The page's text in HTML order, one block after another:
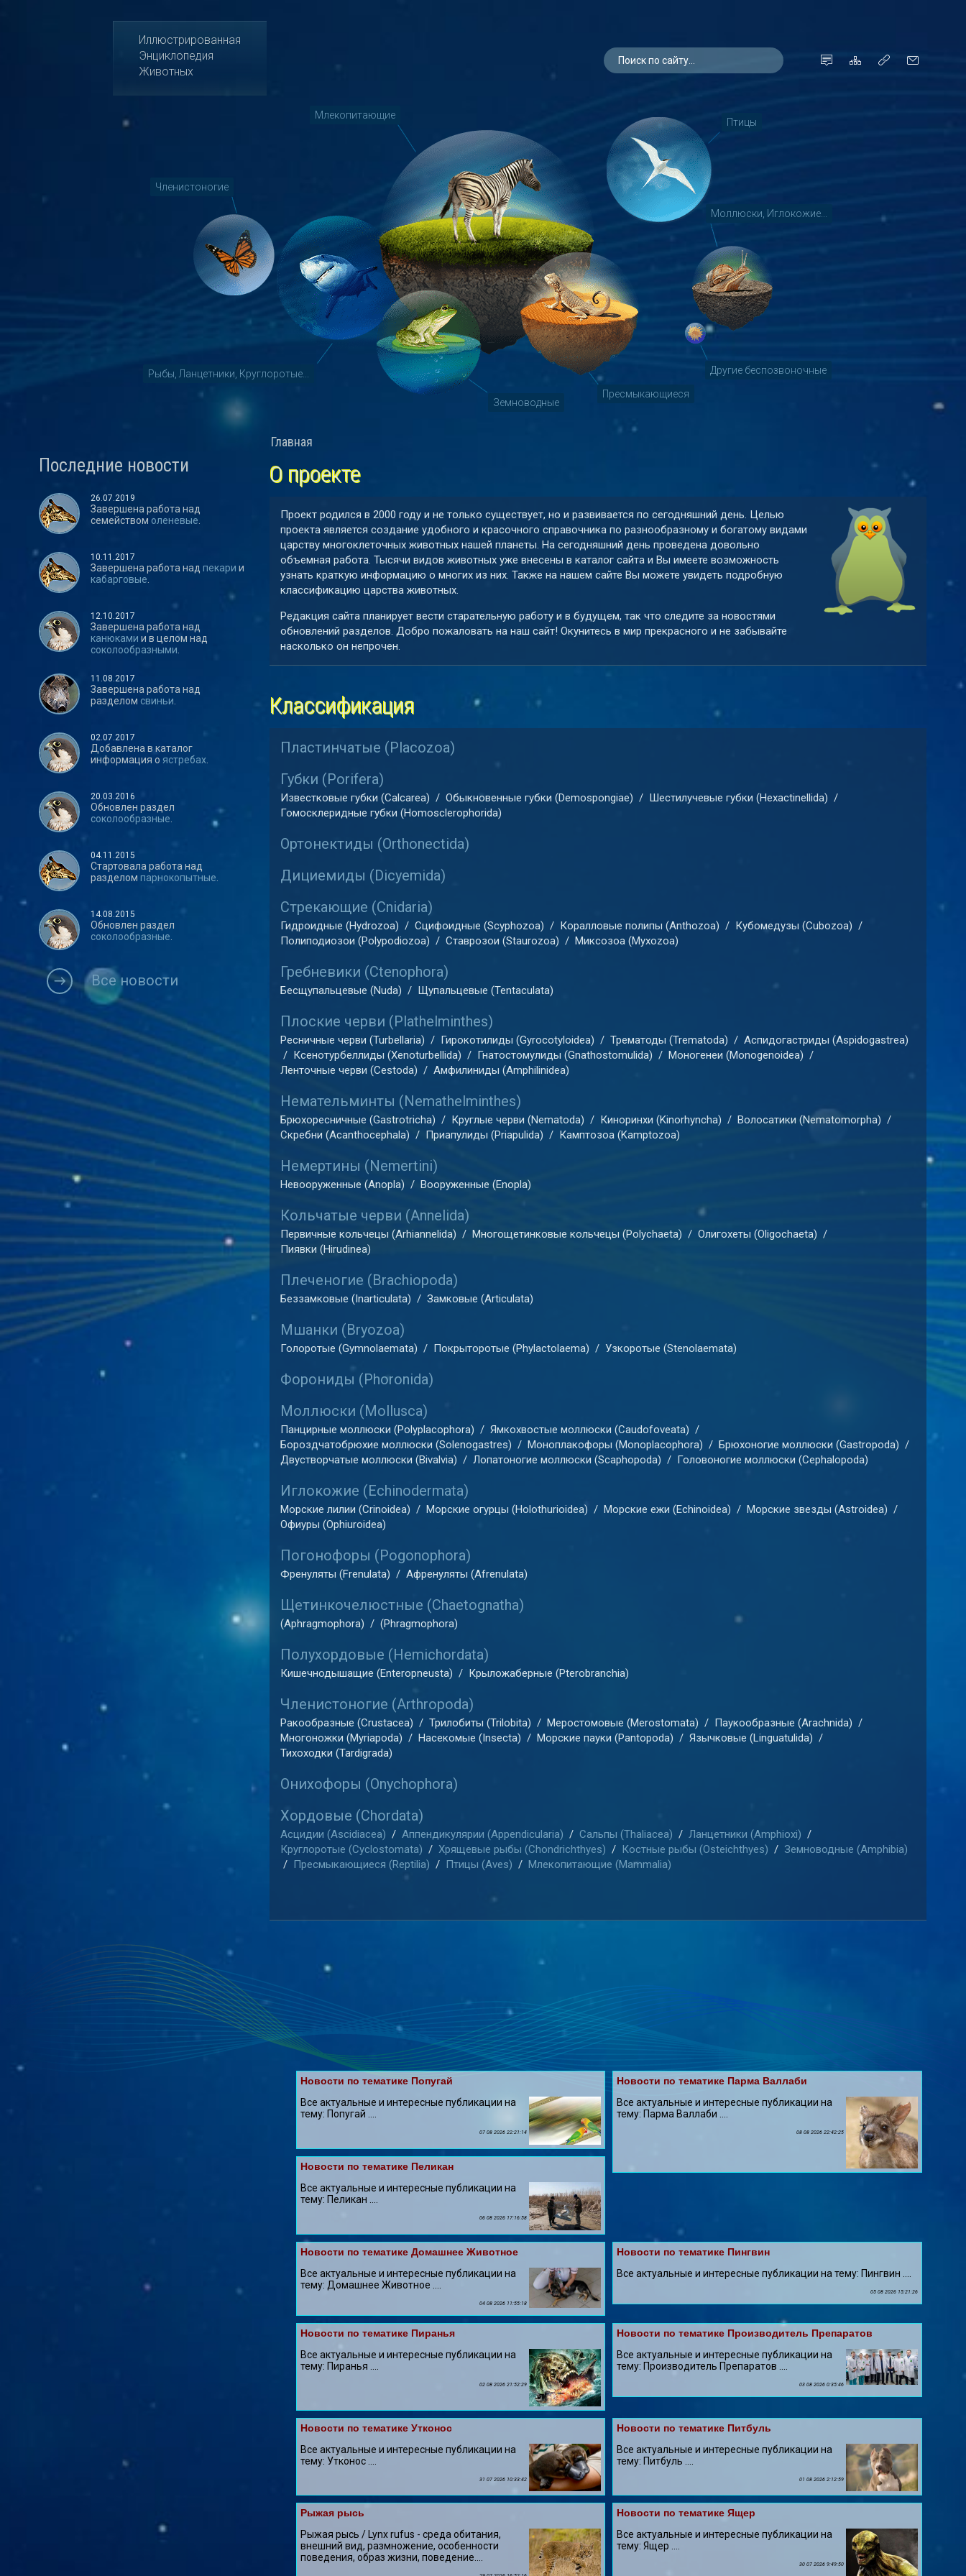
Иллюстрированная
Энциклопедия
Животных
Млекопитающие
Птицы
Земноводные
Пресмыкающиеся
Рыбы, Ланцетники, Круглоротые...
Членистоногие
Другие беспозвоночные
Моллюски, Иглокожие...
Последние новости
26.07.2019
Завершена работа над
семейством оленевые
10.11.2017
Завершена работа над пекари и
кабарговые
12.10.2017
Завершена работа над
канюками и в целом над
соколообразными
11.08.2017
Завершена работа над
разделом свиньи
02.07.2017
Добавлена в каталог
информация о ястребах.
20.03.2016
Обновлен раздел
соколообразные
04.11.2015
Стартовала работа над
разделом парнокопытные
14.08.2015
Обновлен раздел
соколообразные
Все новости
Главная
О проекте
Проект родился в 2000 году и не только существует, но и развивается по сегодняшний день. Целью
проекта является создание удобного и красочного справочника по разнообразному и богатому видами
царству многоклеточных животных нашей планеты. На сегодняшний день проведена довольно
объемная работа. Тысячи видов животных уже внесены в каталог сайта и Вы имеете возможность
узнать краткую информацию о многих из них. Также на нашем сайте Вы можете увидеть подробную
классификацию царства животных.
Редакция сайта планирует вести старательную работу и в будущем, так что следите за новостями
обновлений разделов. Добро пожаловать на наш сайт! Окунитесь в мир прекрасного и не забывайте
насколько он непрочен.
Классификация
Пластинчатые (Placozoa)
Губки (Porifera)
Известковые губки (Calcarea) / Обыкновенные губки (Demospongiae) / Шестилучевые губки (Hexactinellida) /
Гомосклеридные губки (Homosclerophorida)
Ортонектиды (Orthonectida)
Дициемиды (Dicyemida)
Стрекающие (Cnidaria)
Гидроидные (Hydrozoa) / Сцифоидные (Scyphozoa) / Коралловые полипы (Anthozoa) / Кубомедузы (Cubozoa) /
Полиподиозои (Polypodiozoa) / Ставрозои (Staurozoa) / Миксозоа (Myxozoa)
Гребневики (Ctenophora)
Бесщупальцевые (Nuda) / Щупальцевые (Tentaculata)
Плоские черви (Plathelminthes)
Ресничные черви (Turbellaria) / Гирокотилиды (Gyrocotyloidea) / Трематоды (Trematoda) / Аспидогастриды (Aspidogastrea)
/ Ксенотурбеллиды (Xenoturbellida) / Гнатостомулиды (Gnathostomulida) / Моногенеи (Monogenoidea) /
Ленточные черви (Cestoda) / Амфилиниды (Amphilinidea)
Немательминты (Nemathelminthes)
Брюхоресничные (Gastrotricha) / Круглые черви (Nematoda) / Киноринхи (Kinorhyncha) / Волосатики (Nematomorpha) /
Скребни (Acanthocephala) / Приапулиды (Priapulida) / Камптозоа (Kamptozoa)
Немертины (Nemertini)
Невооруженные (Anopla) / Вооруженные (Enopla)
Кольчатые черви (Annelida)
Первичные кольчецы (Arhiannelida) / Многощетинковые кольчецы (Polychaeta) / Олигохеты (Oligochaeta) /
Пиявки (Hirudinea)
Плеченогие (Brachiopoda)
Беззамковые (Inarticulata) / Замковые (Articulata)
Мшанки (Bryozoa)
Голоротые (Gymnolaemata) / Покрыторотые (Phylactolaema) / Узкоротые (Stenolaemata)
Форониды (Phoronida)
Моллюски (Mollusca)
Панцирные моллюски (Polyplacophora) / Ямкохвостые моллюски (Caudofoveata) /
Бороздчатобрюхие моллюски (Solenogastres) / Моноплакофоры (Monoplacophora) / Брюхоногие моллюски (Gastropoda) /
Двустворчатые моллюски (Bivalvia) / Лопатоногие моллюски (Scaphopoda) / Головоногие моллюски (Cephalopoda)
Иглокожие (Echinodermata)
Морские лилии (Crinoidea) / Морские огурцы (Holothurioidea) / Морские ежи (Echinoidea) / Морские звезды (Astroidea) /
Офиуры (Ophiuroidea)
Погонофоры (Pogonophora)
Френуляты (Frenulata) / Афренуляты (Afrenulata)
Щетинкочелюстные (Chaetognatha)
(Aphragmophora) / (Phragmophora)
Полухордовые (Hemichordata)
Кишечнодышащие (Enteropneusta) / Крыложаберные (Pterobranchia)
Членистоногие (Arthropoda)
Ракообразные (Crustacea) / Трилобиты (Trilobita) / Меростомовые (Merostomata) / Паукообразные (Arachnida) /
Многоножки (Myriapoda) / Насекомые (Insecta) / Морские пауки (Pantopoda) / Язычковые (Linguatulida) /
Тихоходки (Tardigrada)
Онихофоры (Onychophora)
Хордовые (Chordata)
Асцидии (Ascidiacea) / Аппендикулярии (Appendicularia) / Сальпы (Thaliacea) / Ланцетники (Amphioxi) /
Круглоротые (Cyclostomata) / Хрящевые рыбы (Chondrichthyes) / Костные рыбы (Osteichthyes) / Земноводные (Amphibia)
/ Пресмыкающиеся (Reptilia) / Птицы (Aves) / Млекопитающие (Mammalia)
Новости по тематике Парма Валлаби
Все актуальные и интересные публикации на
тему: Парма Валлаби ....
08 08 2026 22:42:25
Новости по тематике Попугай
Все актуальные и интересные публикации на
тему: Попугай ....
07 08 2026 22:21:14
Новости по тематике Пеликан
Все актуальные и интересные публикации на
тему: Пеликан ....
06 08 2026 17:16:58
Новости по тематике Пингвин
Все актуальные и интересные публикации на тему: Пингвин ....
05 08 2026 15:21:26
Новости по тематике Домашнее Животное
Все актуальные и интересные публикации на
тему: Домашнее Животное ....
04 08 2026 11:55:18
Новости по тематике Производитель Препаратов
Все актуальные и интересные публикации на
тему: Производитель Препаратов ....
03 08 2026 0:35:46
Новости по тематике Пиранья
Все актуальные и интересные публикации на
тему: Пиранья ....
02 08 2026 21:52:29
Новости по тематике Питбуль
Все актуальные и интересные публикации на
тему: Питбуль ....
01 08 2026 2:12:59
Новости по тематике Утконос
Все актуальные и интересные публикации на
тему: Утконос ....
31 07 2026 10:33:42
Новости по тематике Ящер
Все актуальные и интересные публикации на
тему: Ящер ....
30 07 2026 9:49:50
Рыжая рысь
Рыжая рысь / Lynx rufus - среда обитания,
внешний вид, размножение, особенности
поведения, образ жизни, поведение....